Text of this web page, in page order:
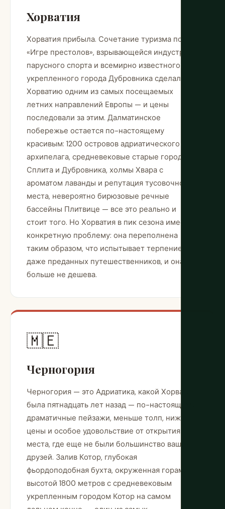
Хорватия
Хорватия прибыла. Сочетание туризма по
«Игре престолов», взрывающейся индустрии
парусного спорта и всемирно известного
укрепленного города Дубровника сделало
Хорватию одним из самых посещаемых
летних направлений Европы — и цены
последовали за этим. Далматинское
побережье остается по-настоящему
красивым: 1200 островов адриатического
архипелага, средневековые старые города
Сплита и Дубровника, холмы Хвара с
ароматом лаванды и репутация тусовочного
места, невероятно бирюзовые речные
бассейны Плитвице — все это реально и
стоит того. Но Хорватия в пик сезона имеет
конкретную проблему: она переполнена
таким образом, что испытывает терпение
даже преданных путешественников, и она
больше не дешева.
🇲🇪
Черногория
Черногория — это Адриатика, какой Хорватия
была пятнадцать лет назад — по-настоящему
драматичные пейзажи, меньше толп, ниже
цены и особое удовольствие от открытия
места, где еще не были большинство ваших
друзей. Залив Котор, глубокая
фьордоподобная бухта, окруженная горами
высотой 1800 метров с средневековым
укрепленным городом Котор на самом